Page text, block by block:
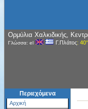
Ορμύλια Χαλκιδικής,
Γλώσσα: el Γ.Πλάτος:
Περιεχόμενα
Αρχική